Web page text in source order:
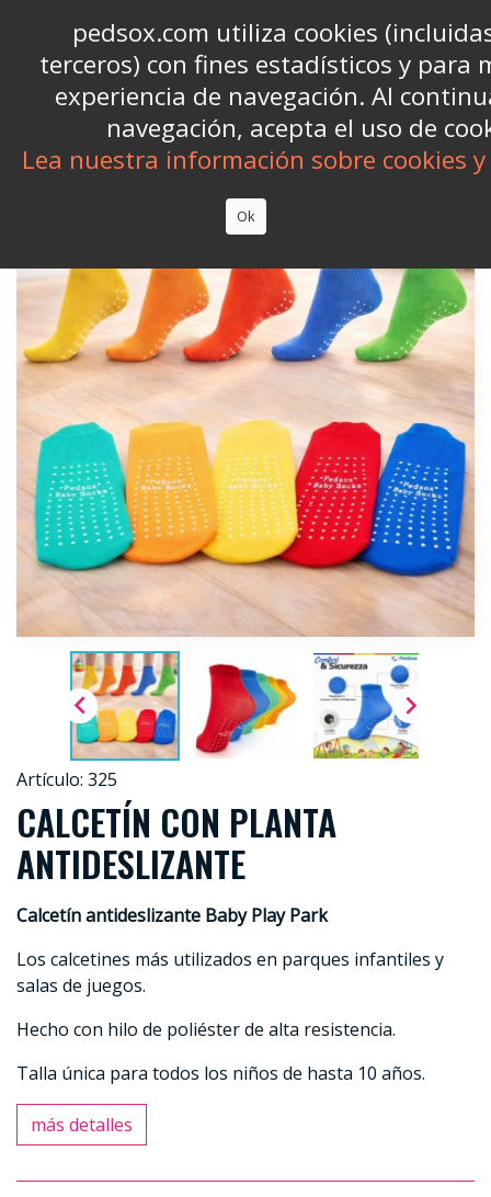


 shopping_cart (0)
 
Artículo: 325
CALCETÍN CON PLANTA
ANTIDESLIZANTE
Calcetín antideslizante Baby Play Park
Los calcetines más utilizados en parques infantiles y
salas de juegos.
Hecho con hilo de poliéster de alta resistencia.
Talla única para todos los niños de hasta 10 años.
más detalles
pedsox.com utiliza cookies
terceros) con fines estadísticos y para
experiencia de navegación. Al
navegación, acepta el uso de
Lea nuestra información sobre cookies
Ok